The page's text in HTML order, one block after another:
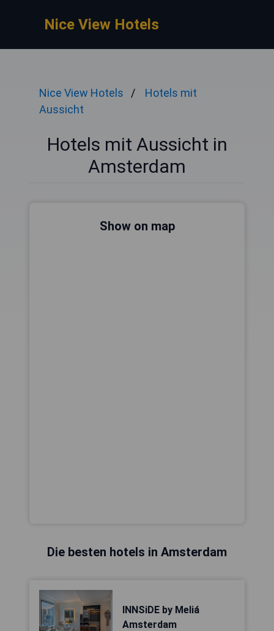
Nice View Hotels
Nice View Hotels
Hotels mit
Aussicht
Hotels mit Aussicht in
Amsterdam
Show on map
Die besten hotels in Amsterdam
INNSiDE by Meliá
Amsterdam